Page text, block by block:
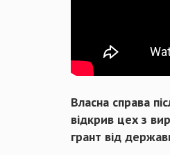
Власна справа
відкрив цех з
грант від